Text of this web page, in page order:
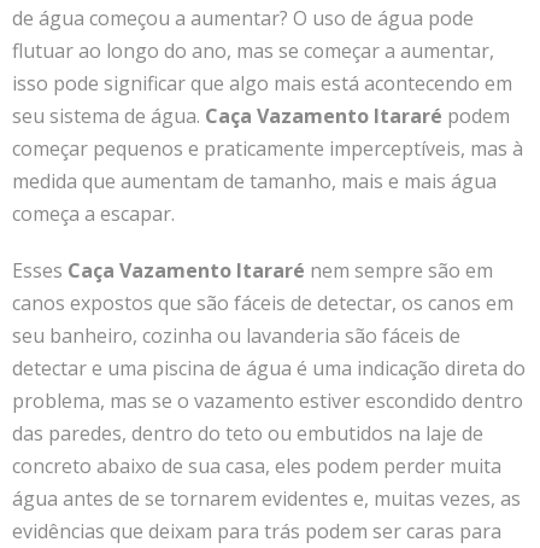
de água começou a aumentar? O uso de água pode
flutuar ao longo do ano, mas se começar a aumentar,
isso pode significar que algo mais está acontecendo em
seu sistema de água. Caça Vazamento Itararé podem
começar pequenos e praticamente imperceptíveis, mas à
medida que aumentam de tamanho, mais e mais água
começa a escapar.
Esses Caça Vazamento Itararé nem sempre são em
canos expostos que são fáceis de detectar, os canos em
seu banheiro, cozinha ou lavanderia são fáceis de
detectar e uma piscina de água é uma indicação direta do
problema, mas se o vazamento estiver escondido dentro
das paredes, dentro do teto ou embutidos na laje de
concreto abaixo de sua casa, eles podem perder muita
água antes de se tornarem evidentes e, muitas vezes, as
evidências que deixam para trás podem ser caras para